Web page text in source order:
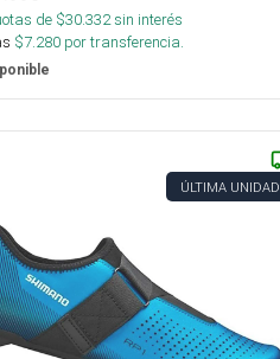
de $30.332sin interés
$7.280 por transferencia.
ÚLTIMA UNIDAD